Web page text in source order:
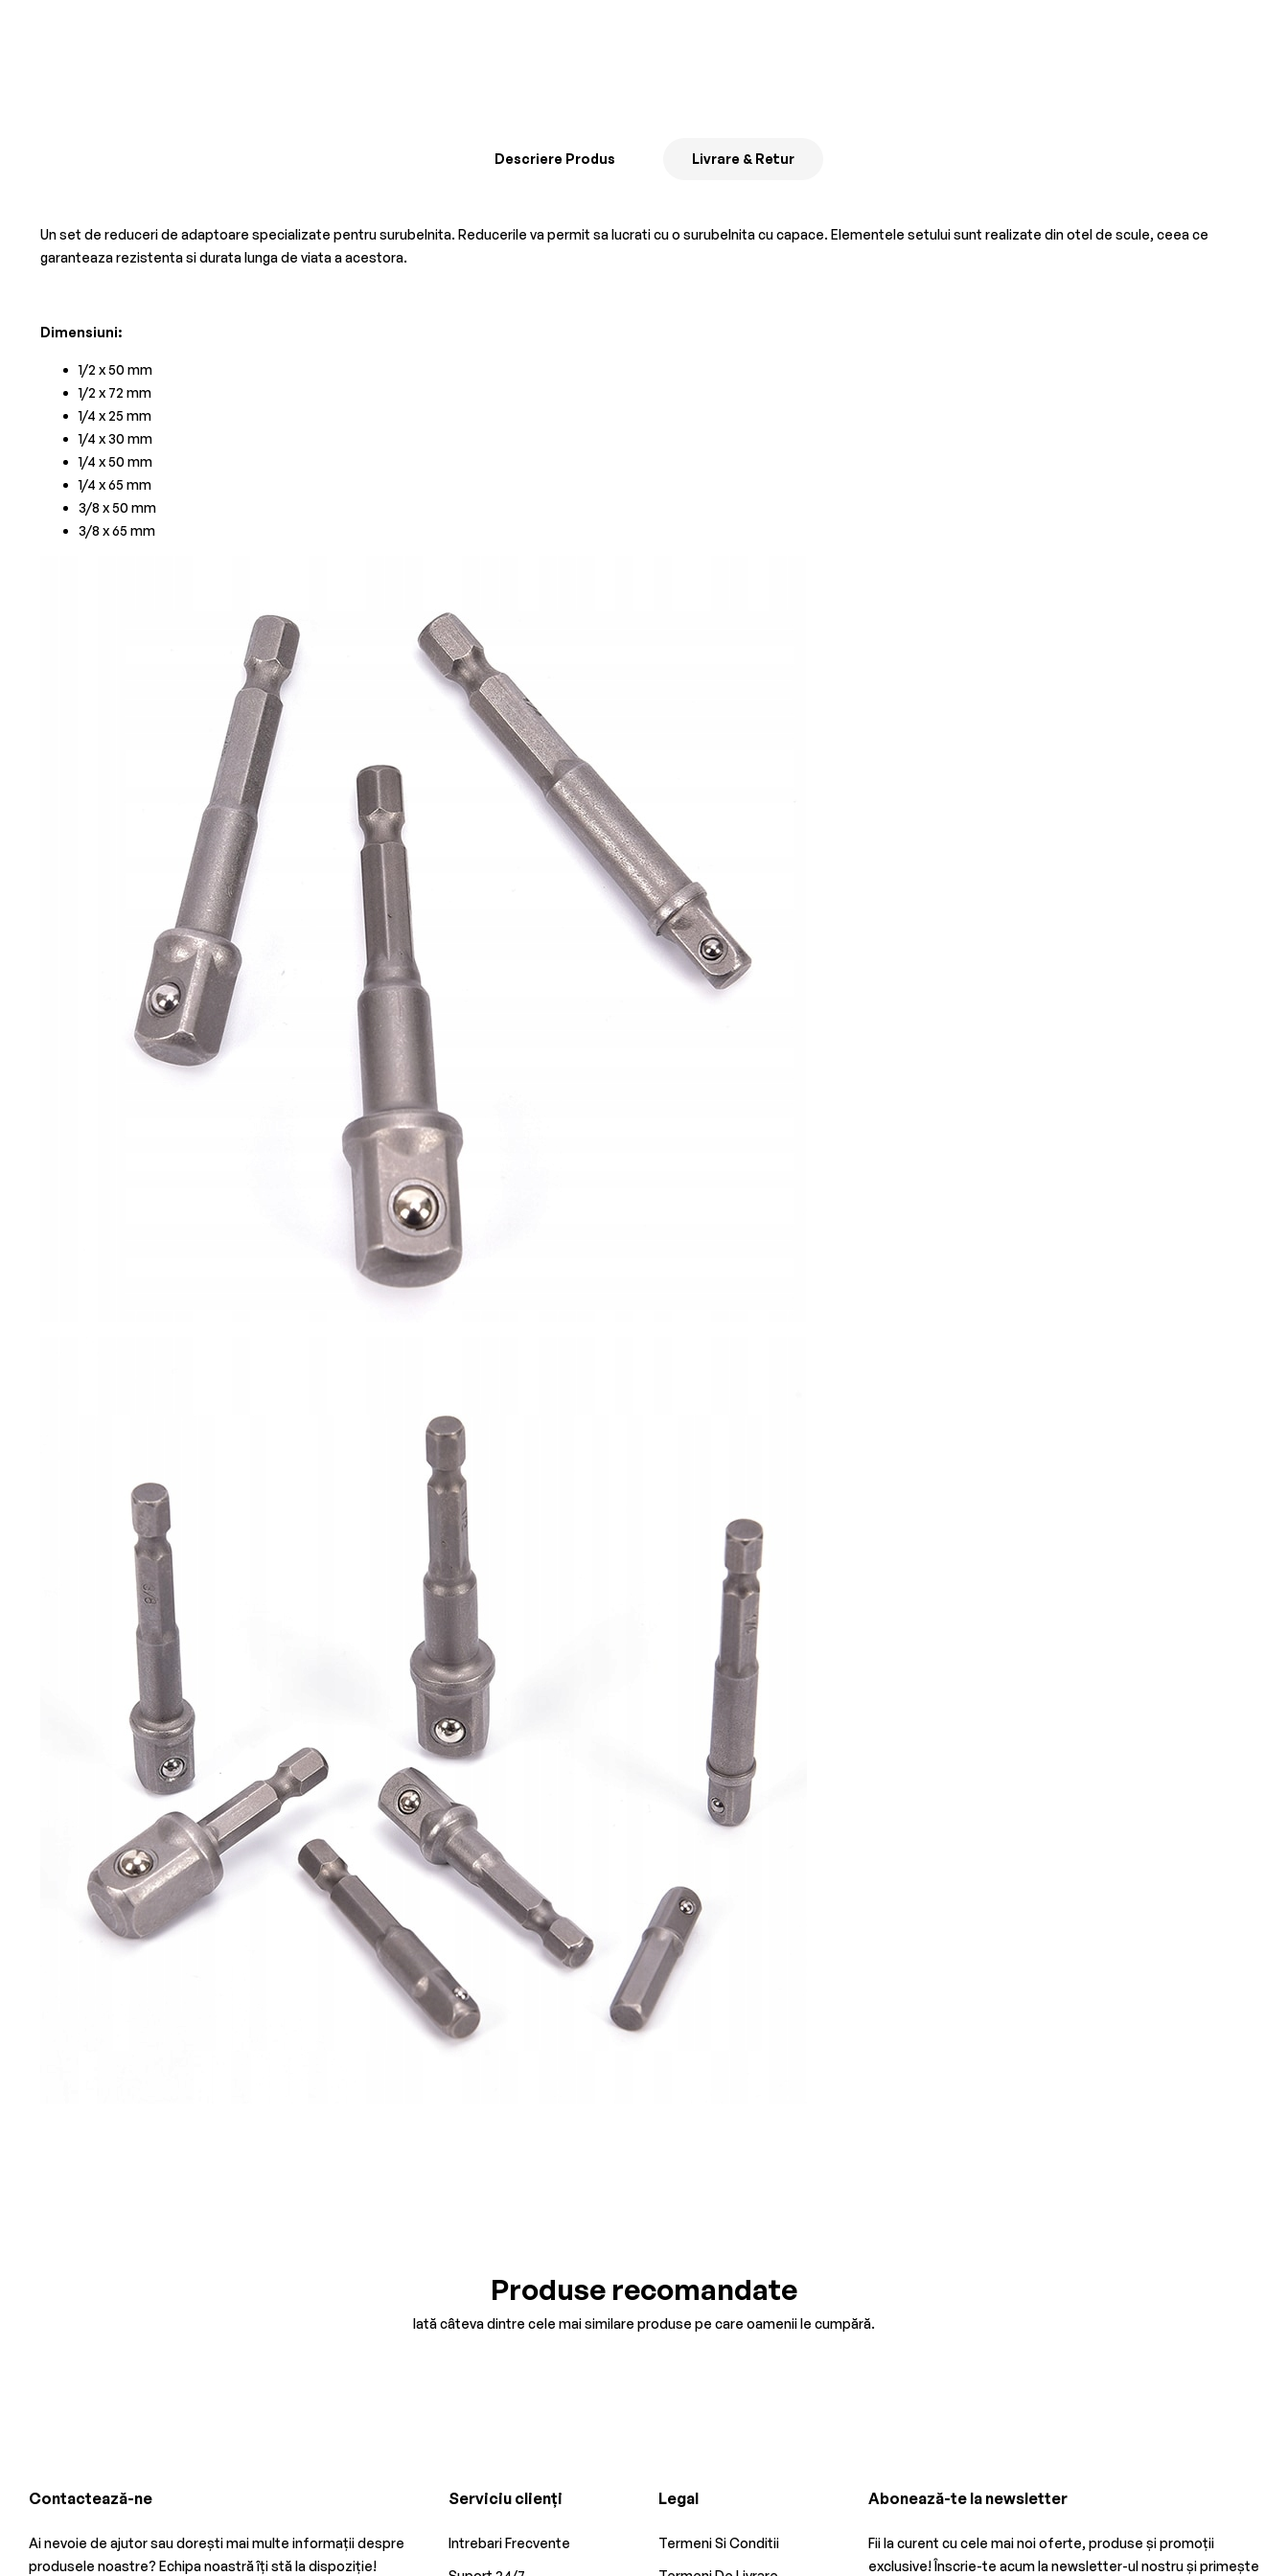
Descriere Produs Livrare & Retur
Un set de reduceri de adaptoare specializate pentru surubelnita. Reducerile va permit sa lucrati cu o surubelnita cu capace. Elementele setului sunt realizate din otel de scule, ceea ce
garanteaza rezistenta si durata lunga de viata a acestora.
Dimensiuni:
1/2 x 50 mm
1/2 x 72 mm
1/4 x 25 mm
1/4 x 30 mm
1/4 x 50 mm
1/4 x 65 mm
3/8 x 50 mm
3/8 x 65 mm
Produse recomandate
Iată câteva dintre cele mai similare produse pe care oamenii le cumpără.
Contactează-ne
Ai nevoie de ajutor sau dorești mai multe informații despre
produsele noastre? Echipa noastră îți stă la dispoziție!
Serviciu clienți
Intrebari Frecvente
Legal
Termeni Si Conditii
Abonează-te la newsletter
Fii la curent cu cele mai noi oferte, produse și promoții
exclusive! Înscrie-te acum la newsletter-ul nostru și primește